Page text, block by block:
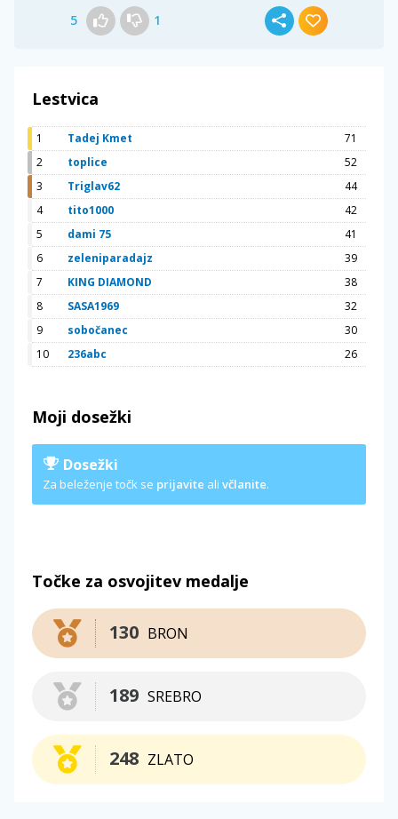
5 1
Lestvica
1 Tadej Kmet
71
2
toplice
52
3
Triglav62
44
4
tito1000
42
5
dami 75
41
6
zeleniparadajz
39
7
KING DIAMOND
38
8
SASA1969
32
9
sobočanec
30
10
236abc 26
Moji dosežki
Dosežki
Za beleženje točk se prijavite ali včlanite.
Točke za osvojitev medalje
BRON
130
SREBRO
189
ZLATO
248